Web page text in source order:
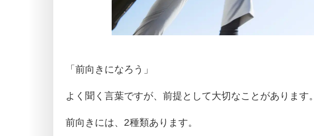
「前向きになろう」
よく聞く言葉ですが、前提として大切なことがあります。
前向きには、2種類あります。